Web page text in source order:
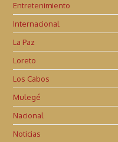
Entretenimiento
Internacional
La Paz
Loreto
Los Cabos
Mulegé
Nacional
Noticias